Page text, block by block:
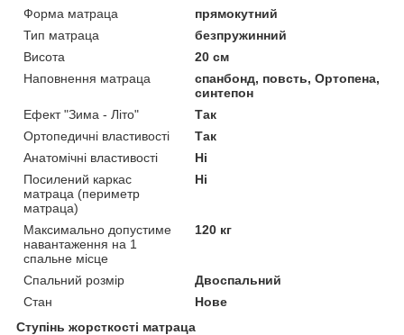
Форма матраца
прямокутний
Тип матраца
безпружинний
Висота
20 см
Наповнення матраца
спанбонд, повсть, Ортопена,
синтепон
Ефект "Зима - Літо"
Так
Ортопедичні властивості
Так
Анатомічні властивості
Ні
Посилений каркас
матраца (периметр
матраца)
Ні
Максимально допустиме
навантаження на 1
спальне місце
120 кг
Спальний розмір
Двоспальний
Стан
Нове
Ступінь жорсткості матраца